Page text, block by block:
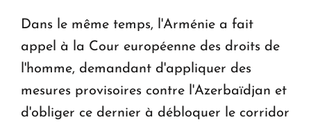
Dans le même temps, l'Arménie a fait
appel à la Cour européenne des droits de
l'homme, demandant d'appliquer des
mesures provisoires contre l'Azerbaïdjan et
d'obliger ce dernier à débloquer le corridor